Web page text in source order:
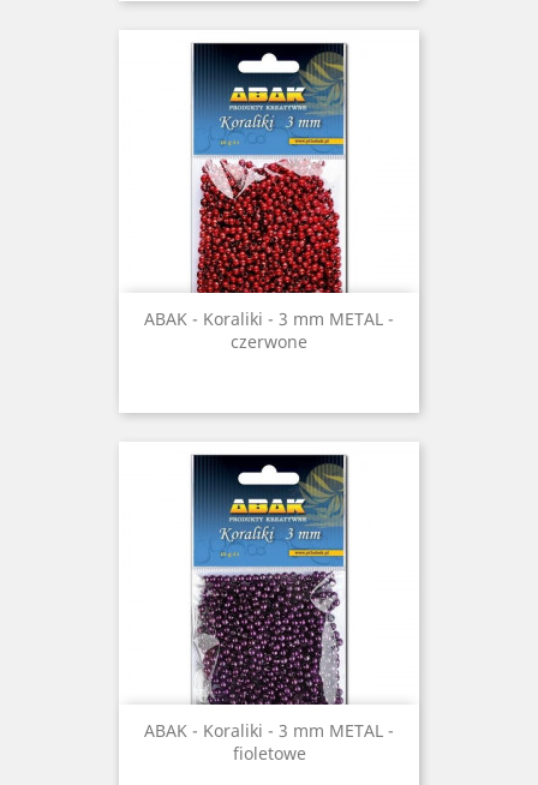
ABAK - Koraliki - 3 mm METAL -
czerwone
ABAK - Koraliki - 3 mm METAL -
fioletowe